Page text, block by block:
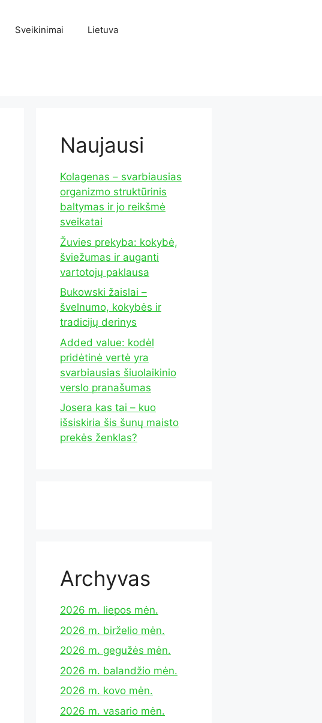
Sveikinimai Lietuva
Naujausi
Kolagenas – svarbiausias
organizmo struktūrinis
baltymas ir jo reikšmė
sveikatai
Žuvies prekyba: kokybė,
šviežumas ir auganti
vartotojų paklausa
Bukowski žaislai –
švelnumo, kokybės ir
tradicijų derinys
Added value: kodėl
pridėtinė vertė yra
svarbiausias šiuolaikinio
verslo pranašumas
Josera kas tai – kuo
išsiskiria šis šunų maisto
prekės ženklas?
Archyvas
2026 m. liepos mėn.
2026 m. birželio mėn.
2026 m. gegužės mėn.
2026 m. balandžio mėn.
2026 m. kovo mėn.
2026 m. vasario mėn.